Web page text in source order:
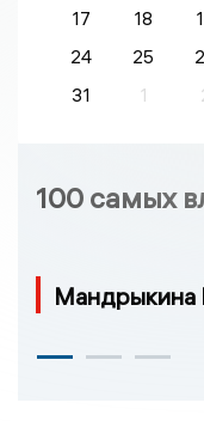
17
18
24
25
31
1
100 самых
Мандрыкина